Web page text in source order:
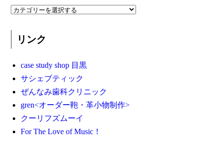
リンク
case study shop 目黒
サシェブティック
ぜんなみ歯科クリニック
gren<オーダー鞄・革小物制作>
クーリフズムーイ
For The Love of Music！